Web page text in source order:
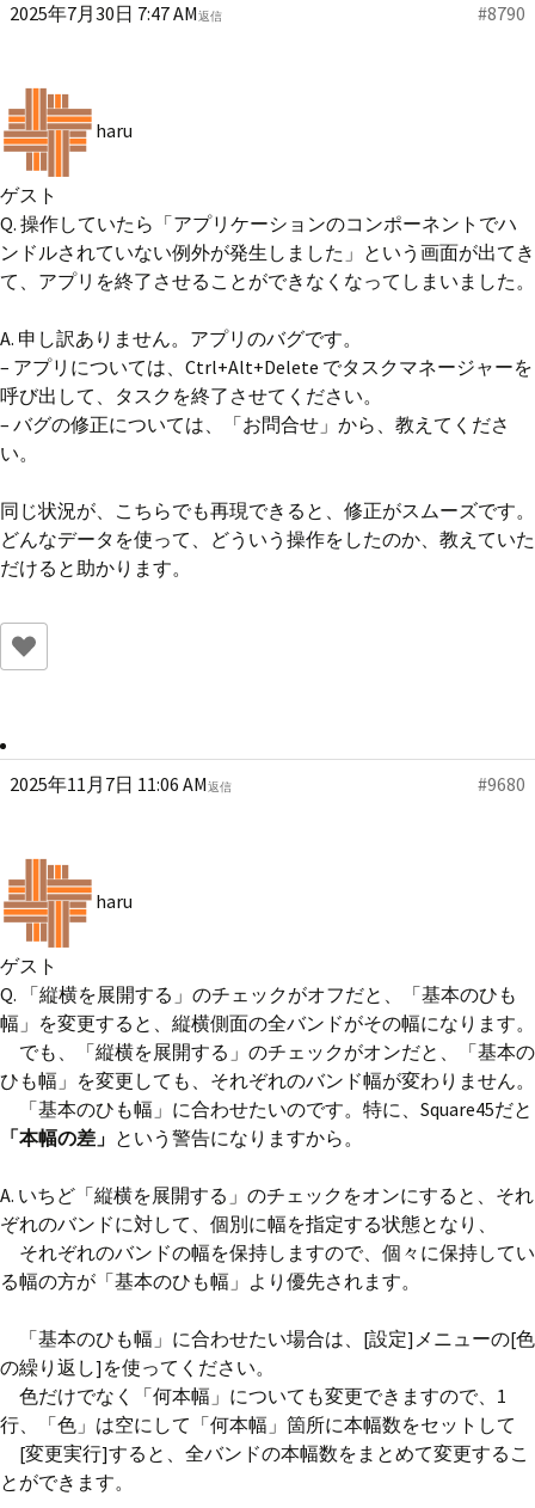
2025年7月30日 7:47 AM #8790
返信
haru
ゲスト
Q. 操作していたら「アプリケーションのコンポーネントでハ
ンドルされていない例外が発生しました」という画面が出てき
て、アプリを終了させることができなくなってしまいました。
A. 申し訳ありません。アプリのバグです。
– アプリについては、Ctrl+Alt+Delete でタスクマネージャーを
呼び出して、タスクを終了させてください。
– バグの修正については、「お問合せ」から、教えてくださ
い。
同じ状況が、こちらでも再現できると、修正がスムーズです。
どんなデータを使って、どういう操作をしたのか、教えていた
だけると助かります。
2025年11月7日 11:06 AM #9680
返信
haru
ゲスト
Q. 「縦横を展開する」のチェックがオフだと、「基本のひも
幅」を変更すると、縦横側面の全バンドがその幅になります。
でも、「縦横を展開する」のチェックがオンだと、「基本の
ひも幅」を変更しても、それぞれのバンド幅が変わりません。
「基本のひも幅」に合わせたいのです。特に、Square45だと
「本幅の差」 という警告になりますから。
A. いちど「縦横を展開する」のチェックをオンにすると、それ
ぞれのバンドに対して、個別に幅を指定する状態となり、
それぞれのバンドの幅を保持しますので、個々に保持してい
る幅の方が「基本のひも幅」より優先されます。
「基本のひも幅」に合わせたい場合は、[設定]メニューの[色
の繰り返し]を使ってください。
色だけでなく「何本幅」についても変更できますので、1
行、「色」は空にして「何本幅」箇所に本幅数をセットして
[変更実行]すると、全バンドの本幅数をまとめて変更するこ
とができます。